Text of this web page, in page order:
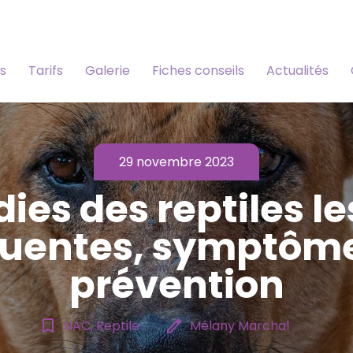
Tarifs Galerie Fiches conseils Actualités
29 novembre 2023
des reptiles
prévention
bookmark_border NAC, Reptile edit Mélany Marchal